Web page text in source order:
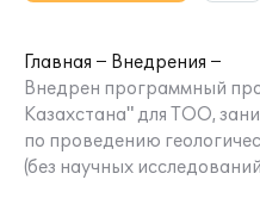
Главная
Внедрения
Внедрен программный
Казахстана" для ТОО,
по проведению
(без научных